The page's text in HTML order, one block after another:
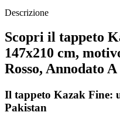
Descrizione
Scopri il tappeto
147x210 cm,
Rosso, Annodato
Il tappeto Kazak Fine:
Pakistan